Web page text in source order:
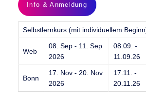
Info & Anmeldung
Selbstlernkurs (mit individuellem
Web
08. Sep - 11. Sep
2026
08.09. -
11.09.26
Bonn
17. Nov - 20. Nov
2026
17.11. -
20.11.26